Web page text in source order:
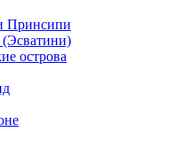
Принсипи
острова